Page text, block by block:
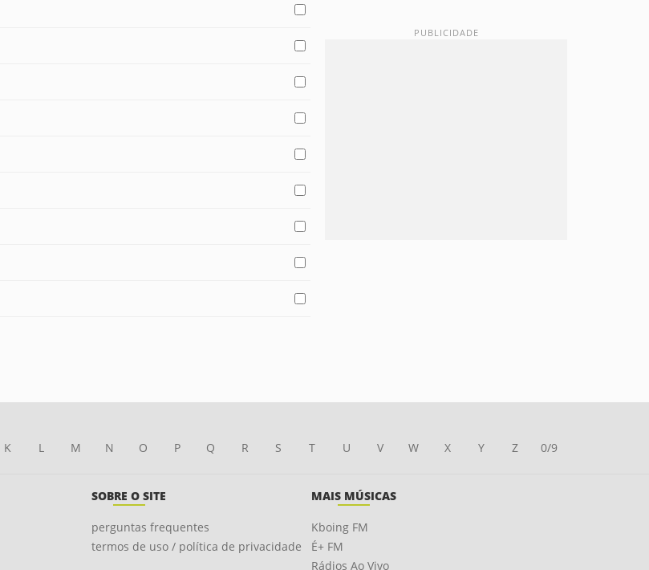
K L M N O P Q R S T U V W X Y Z 0/9
SOBRE O SITE
perguntas frequentes
termos de uso / política de privacidade
MAIS MÚSICAS
Kboing FM
É+ FM
Rádios Ao Vivo